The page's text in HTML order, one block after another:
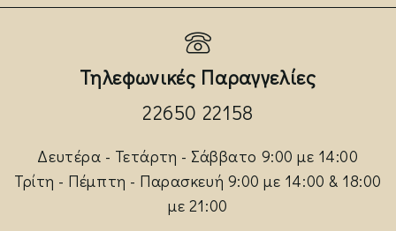
Τηλεφωνικές Παραγγελίες
22650 22158
Δευτέρα - Τετάρτη - Σάββατο 9:00 με 14:00
Τρίτη - Πέμπτη - Παρασκευή 9:00 με 14:00 & 18:00
με 21:00